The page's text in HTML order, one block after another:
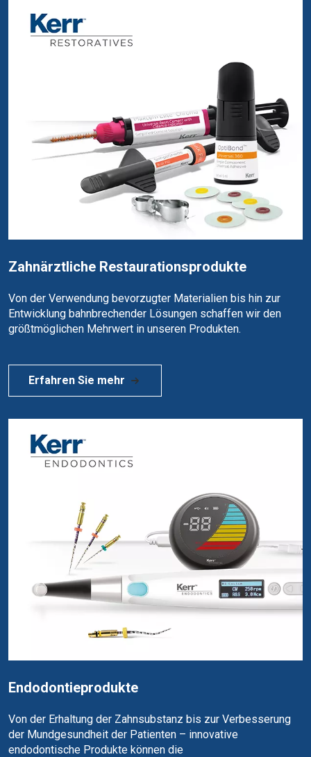
Zahnärztliche Restaurationsprodukte
Von der Verwendung bevorzugter Materialien bis hin zur
Entwicklung bahnbrechender Lösungen schaffen wir den
größtmöglichen Mehrwert in unseren Produkten.
Erfahren Sie mehr
Endodontieprodukte
Von der Erhaltung der Zahnsubstanz bis zur Verbesserung
der Mundgesundheit der Patienten – innovative
endodontische Produkte können die